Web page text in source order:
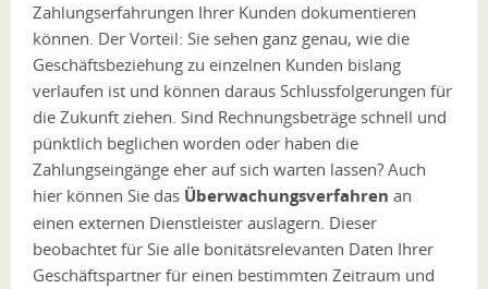
Zahlungserfahrungen Ihrer Kunden dokumentieren
können. Der Vorteil: Sie sehen ganz genau, wie die
Geschäftsbeziehung zu einzelnen Kunden bislang
verlaufen ist und können daraus Schlussfolgerungen für
die Zukunft ziehen. Sind Rechnungsbeträge schnell und
pünktlich beglichen worden oder haben die
Zahlungseingänge eher auf sich warten lassen? Auch
hier können Sie das Überwachungsverfahren an
einen externen Dienstleister auslagern. Dieser
beobachtet für Sie alle bonitätsrelevanten Daten Ihrer
Geschäftspartner für einen bestimmten Zeitraum und